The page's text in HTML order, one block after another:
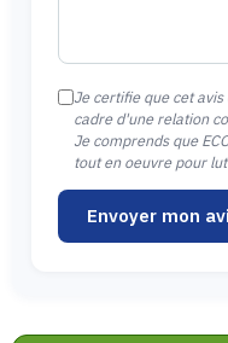
Je certifie que cet
cadre d'une relation
Je comprends que
tout en oeuvre pour
Envoyer mon